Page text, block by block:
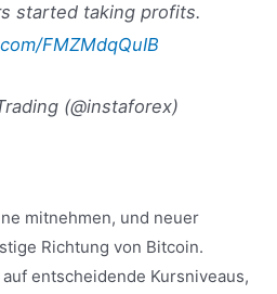
started taking profits.
FMZMdqQuIB
(@instaforex)
mitnehmen, und neuer
Richtung von Bitcoin.
entscheidende Kursniveaus,